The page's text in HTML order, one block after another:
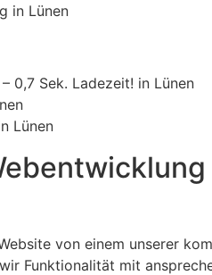
in Lünen
0,7 Sek. Ladezeit! in Lünen
Lünen
von einem unserer
Funktionalität mit